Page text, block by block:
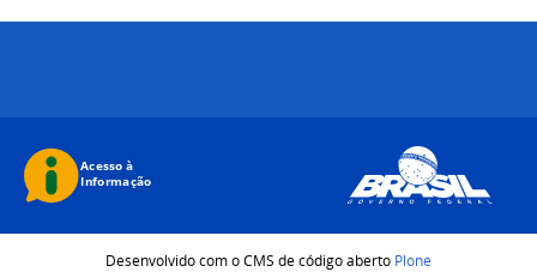
Desenvolvido com o CMS de código aberto Plone